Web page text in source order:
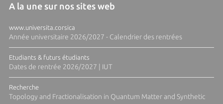
A la une sur nos sites web
www.universita.corsica
Année universitaire 2026/2027 - Calendrier des rentrées
Etudiants & futurs étudiants
Dates de rentrée 2026/2027 | IUT
Recherche
Topology and Fractionalisation in Quantum Matter and Synthetic